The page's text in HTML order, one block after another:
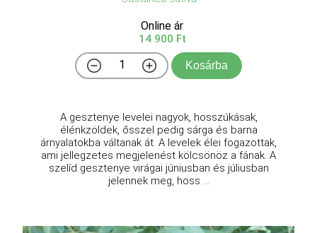
Online ár
14 900 Ft
Kosárba
A gesztenye levelei nagyok, hosszúkásak,
élénkzöldek, ősszel pedig sárga és barna
árnyalatokba váltanak át. A levelek élei fogazottak,
ami jellegzetes megjelenést kölcsönöz a fának. A
szelíd gesztenye virágai júniusban és júliusban
jelennek meg, hoss ...